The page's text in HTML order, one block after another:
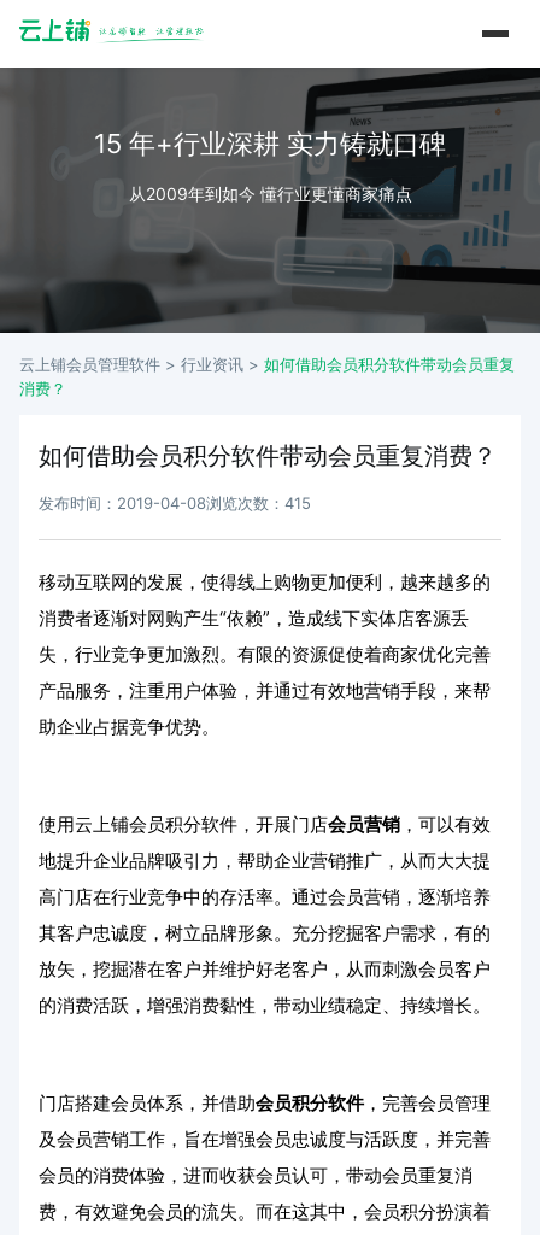
15 年+行业深耕 实力铸就口碑
从2009年到如今 懂行业更懂商家痛点
云上铺会员管理软件 > 行业资讯 > 如何借助会员积分软件带动会员重复
消费？
如何借助会员积分软件带动会员重复消费？
发布时间：2019-04-08浏览次数：415
移动互联网的发展，使得线上购物更加便利，越来越多的
消费者逐渐对网购产生“依赖”，造成线下实体店客源丢
失，行业竞争更加激烈。有限的资源促使着商家优化完善
产品服务，注重用户体验，并通过有效地营销手段，来帮
助企业占据竞争优势。
使用云上铺会员积分软件，开展门店会员营销 ，可以有效
地提升企业品牌吸引力，帮助企业营销推广，从而大大提
高门店在行业竞争中的存活率。通过会员营销，逐渐培养
其客户忠诚度，树立品牌形象。充分挖掘客户需求，有的
放矢，挖掘潜在客户并维护好老客户，从而刺激会员客户
的消费活跃，增强消费黏性，带动业绩稳定、持续增长。
门店搭建会员体系，并借助会员积分软件，完善会员管理
及会员营销工作，旨在增强会员忠诚度与活跃度，并完善
会员的消费体验，进而收获会员认可，带动会员重复消
费，有效避免会员的流失。而在这其中，会员积分扮演着